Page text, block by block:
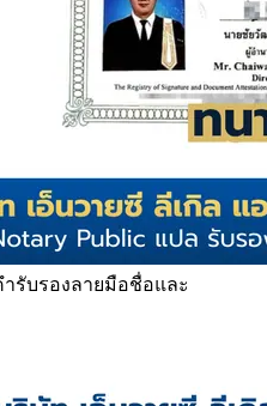
รับรองลายมือชื่อและ